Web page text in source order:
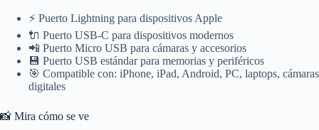
⚡ Puerto Lightning para dispositivos Apple
🔌 Puerto USB-C para dispositivos modernos
📲 Puerto Micro USB para cámaras y accesorios
💾 Puerto USB estándar para memorias y periféricos
🎯 Compatible con: iPhone, iPad, Android, PC, laptops, cámaras
digitales
📸 Mira cómo se ve